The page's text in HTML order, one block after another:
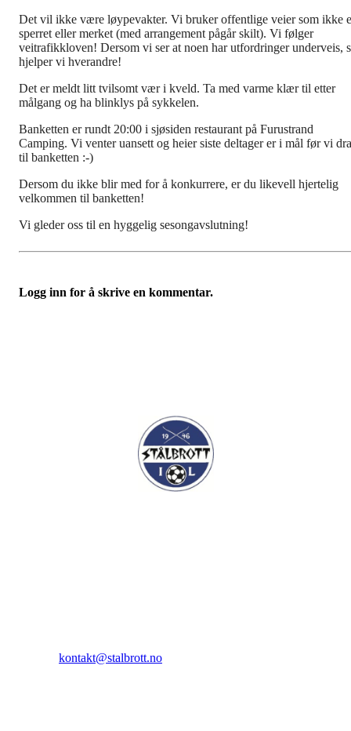
Det vil ikke være løypevakter. Vi bruker offentlige veier som ikke
sperret eller merket (med arrangement pågår skilt). Vi følger
veitrafikkloven! Dersom vi ser at noen har utfordringer underveis,
hjelper vi hverandre!
Det er meldt litt tvilsomt vær i kveld. Ta med varme klær til etter
målgang og ha blinklys på sykkelen.
Banketten er rundt 20:00 i sjøsiden restaurant på Furustrand
Camping. Vi venter uansett og heier siste deltager er i mål før vi
til banketten :-)
Dersom du ikke blir med for å konkurrere, er du likevell hjertelig
velkommen til banketten!
Vi gleder oss til en hyggelig sesongavslutning!
Logg inn for å skrive en kommentar.
kontakt@stalbrott.no